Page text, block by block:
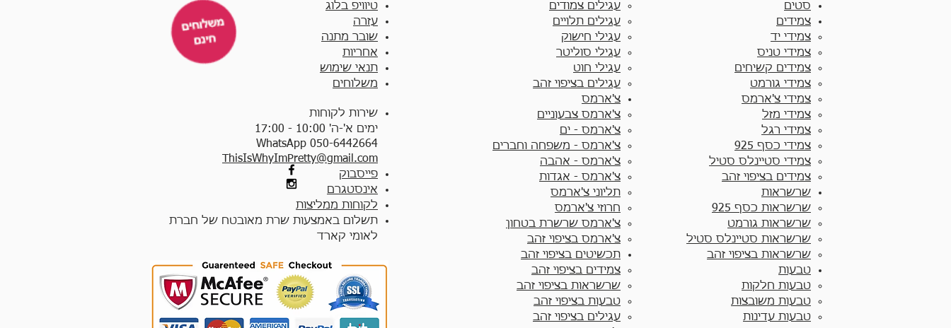
טיוויפ בלוג
עזרה
שובר מתנה
אחריות
תנאי שימוש
משלוחים
שירות לקוחות
ימים א'-ה' 10:00 - 17:00
WhatsApp 050-6442664
ThisIsWhyImPretty@gmail.com
פייסבוק
אינסטגרם
לקוחות ממליצות
תשלום באמצעות שרת מאובטח של חברת
לאומי קארד
עגילים צמודים​
עגילים תלויים
עגילי חישוק
עגילי סוליטר
עגילי חוט
עגילים בציפוי זהב
צ'ארמס
צ'ארמס צבעוניים​
צ'ארמס - ים
צ'ארמס - משפחה וחברים
צ'ארמס - אהבה
צ'ארמס - אגדות
תליוני צ'ארמס
חרוזי צ'ארמס
צ'ארמס שרשרת בטחון
צ'ארמס בציפוי זהב
תכשיטים בציפוי זהב
צמידים בציפוי זהב​
שרשראות בציפוי זהב
טבעות בציפוי זהב
עגילים בציפוי זהב
סטים
צמידים
צמידי יד​
צמידי טניס
צמידים קשיחים
צמידי גורמט
צמידי צ'ארמס
צמידי מזל
צמידי רגל
צמידי כסף 925
צמידי סטיינלס סטיל
צמידים בציפוי זהב
שרשראות
שרשראות כסף 925​
שרשראות גורמט
שרשראות סטיינלס סטיל
שרשראות בציפוי זהב
טבעות
טבעות חלקות​
טבעות משובצות
טבעות עדינות